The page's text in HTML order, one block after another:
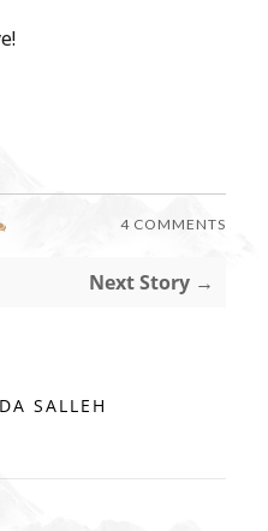
4 COMMENTS
Next Story →
SALLEH